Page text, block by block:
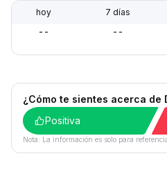
hoy 7 días
-- --
¿Cómo te sientes acerca de
Positiva
Nota: La información es solo para